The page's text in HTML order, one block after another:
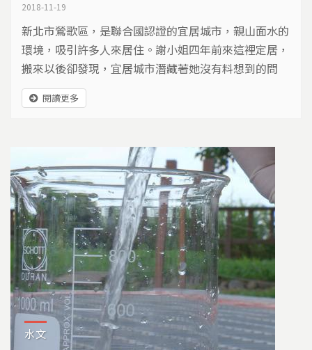
2018-11-19
新北市鶯歌區，是聯合國認證的宜居城市，親山面水的
環境，吸引許多人來居住。謝小姐四年前來這裡定居，
搬來以後卻發現，宜居城市潛藏著她沒有料想到的問
題，總是在熟睡當中，被嗆鼻的氣味臭醒，只能緊閉門
窗。居民們追查臭氣來源，推測污染源應該是隱藏在山
的區域，近十幾年來磚窯廠沒落，取而代之的是塑膠工
廠、電鍍廠、瀝青廠、廢棄物處理廠，走在街上，空氣
中常常是五味雜陳...
閱讀更多
水文